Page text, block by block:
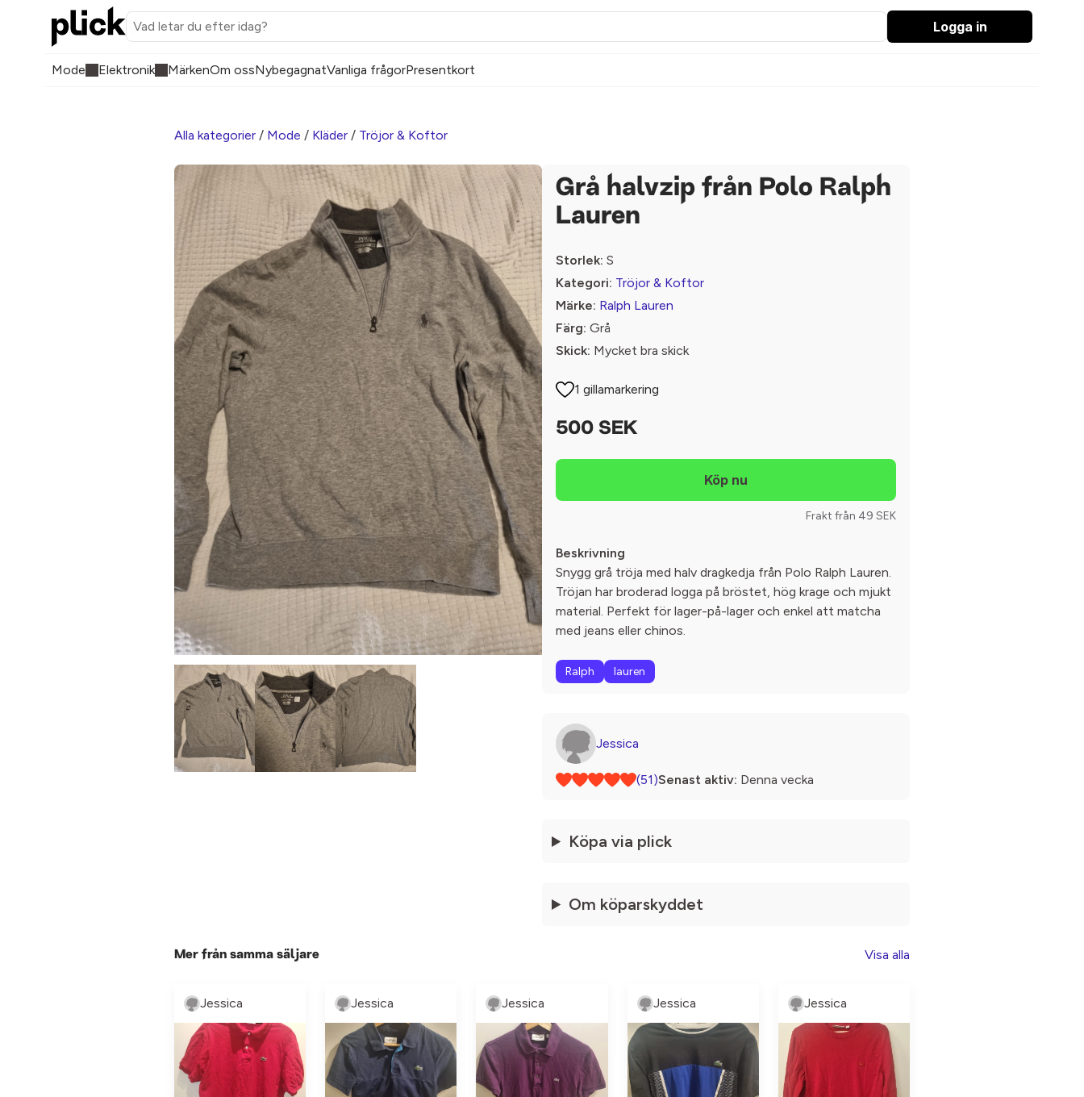
Logga in
Mode Elektronik MärkenOm ossNybegagnatVanliga frågorPresentkort
Alla kategorier / Mode / Kläder / Tröjor & Koftor
Grå halvzip från Polo Ralph
Lauren
Storlek: S
Kategori: Tröjor & Koftor
Märke: Ralph Lauren
Färg: Grå
Skick: Mycket bra skick
1 gillamarkering
500 SEK
Frakt från 49 SEK
Beskrivning
Snygg grå tröja med halv dragkedja från Polo Ralph Lauren.
Tröjan har broderad logga på bröstet, hög krage och mjukt
material. Perfekt för lager-på-lager och enkel att matcha
med jeans eller chinos.
Ralph lauren
Jessica
(51)Senast aktiv: Denna vecka
Köpa via plick
Om köparskyddet
Mer från samma säljare Visa alla
Jessica Jessica Jessica Jessica Jessica